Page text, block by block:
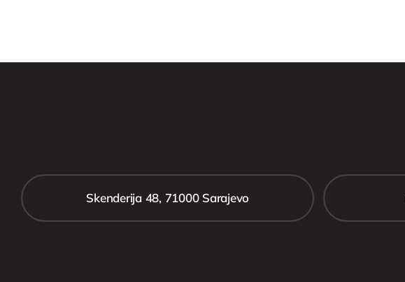
Skenderija 48, 71000 Sarajevo